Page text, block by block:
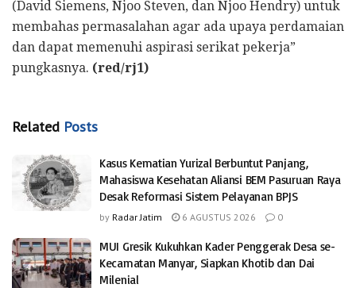
(David Siemens, Njoo Steven, dan Njoo Hendry) untuk
membahas permasalahan agar ada upaya perdamaian
dan dapat memenuhi aspirasi serikat pekerja”
pungkasnya. (red/rj1)
Related Posts
Kasus Kematian Yurizal Berbuntut Panjang,
Mahasiswa Kesehatan Aliansi BEM Pasuruan Raya
Desak Reformasi Sistem Pelayanan BPJS
by Radar Jatim 6 AGUSTUS 2026 0
MUI Gresik Kukuhkan Kader Penggerak Desa se-
Kecamatan Manyar, Siapkan Khotib dan Dai
Milenial